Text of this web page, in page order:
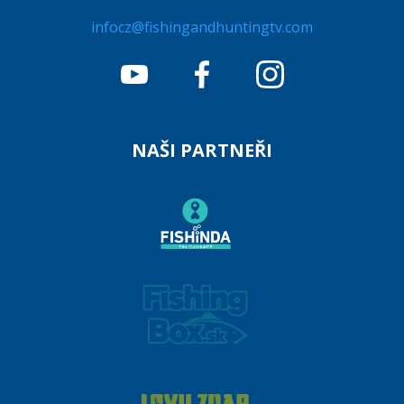
infocz@fishingandhuntingtv.com
NAŠI PARTNEŘI